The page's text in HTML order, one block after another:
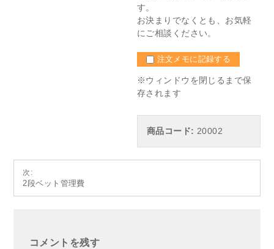
す。
お決まりでなくとも、お気軽
にご相談ください。
注文メモに記録する
※ウィンドウを閉じるまで保
存されます
商品コード: 20002
投
稿
次:
2段ベット管理費
コメントを残す